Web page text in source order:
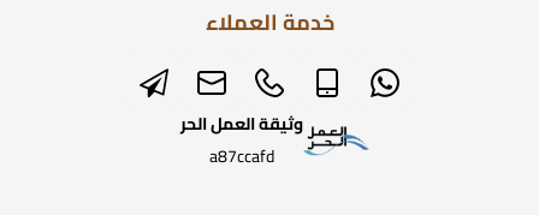
خدمة العملاء
وثيقة العمل الحر
a87ccafd